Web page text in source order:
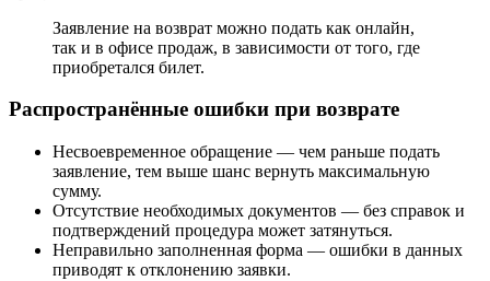
Заявление на возврат можно подать как онлайн,
так и в офисе продаж, в зависимости от того, где
приобретался билет.
Распространённые ошибки при возврате
Несвоевременное обращение — чем раньше подать
заявление, тем выше шанс вернуть максимальную
сумму.
Отсутствие необходимых документов — без справок и
подтверждений процедура может затянуться.
Неправильно заполненная форма — ошибки в данных
приводят к отклонению заявки.